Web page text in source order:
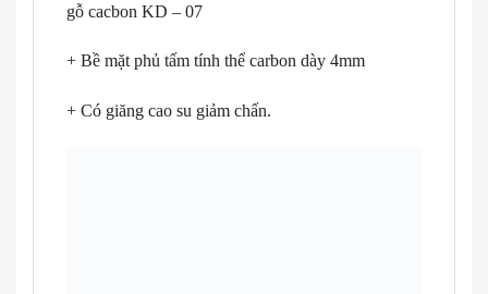
gỗ cacbon KD – 07
+ Bề mặt phủ tấm tính thể carbon dày 4mm
+ Có giăng cao su giảm chấn.